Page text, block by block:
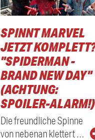
SPINNT MARVEL
JETZT
"SPIDERMAN -
BRAND NEW DAY"
(ACHTUNG:
SPOILER-ALARM!)
Die freundliche Spinne
von nebenan klettert …